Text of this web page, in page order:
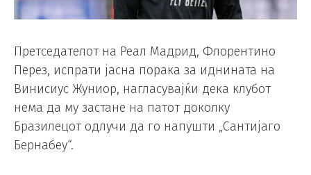
Претседателот на Реал Мадрид, Флорентино
Перез, испрати јасна порака за иднината на
Винисиус Жуниор, нагласувајќи дека клубот
нема да му застане на патот доколку
Бразилецот одлучи да го напушти „Сантијаго
Бернабеу“.